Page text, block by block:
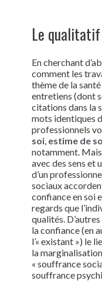
Le
En cherchant
comment les
thème de la
entretiens (dont
citations dans la
mots identiques
professionnels
soi, estime de
notamment.
avec des sens et
d’un
sociaux
confiance en soi
regards que
qualités.
la confiance (en
l’« existant ») le
la
« souffrance
souffrance